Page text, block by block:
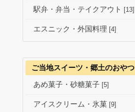
駅弁・弁当・テイクアウト [13]
エスニック・外国料理 [4]
ご当地スイーツ・郷土のおやつ
あめ菓子・砂糖菓子 [5]
アイスクリーム・氷菓 [9]